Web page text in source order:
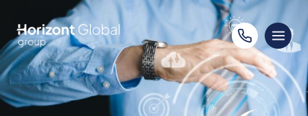
treści